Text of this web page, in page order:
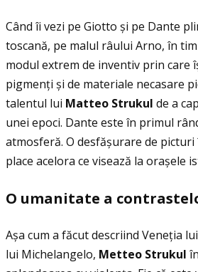
Când îi vezi pe Giotto și pe Dante
toscană, pe malul râului Arno, în
modul extrem de inventiv prin care
pigmenţi și de materiale necasare
talentul lui Matteo Strukul de a
unei epoci. Dante este în primul
atmosferă. O desfășurare de picturi
place acelora ce visează la orașele
O umanitate a
Așa cum a făcut descriind Veneţia
lui Michelangelo, Metteo Strukul